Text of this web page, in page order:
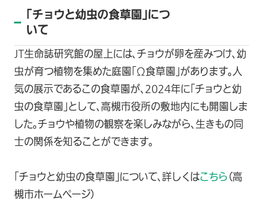
「チョウと幼虫の食草園」につ
いて
JT生命誌研究館の屋上には、チョウが卵を産みつけ、幼
虫が育つ植物を集めた庭園「Ω食草園」があります。人
気の展示であるこの食草園が、2024年に「チョウと幼
虫の食草園」として、高槻市役所の敷地内にも開園しま
した。チョウや植物の観察を楽しみながら、生きもの同
士の関係を知ることができます。
「チョウと幼虫の食草園」について、詳しくはこちら（高
槻市ホームページ）